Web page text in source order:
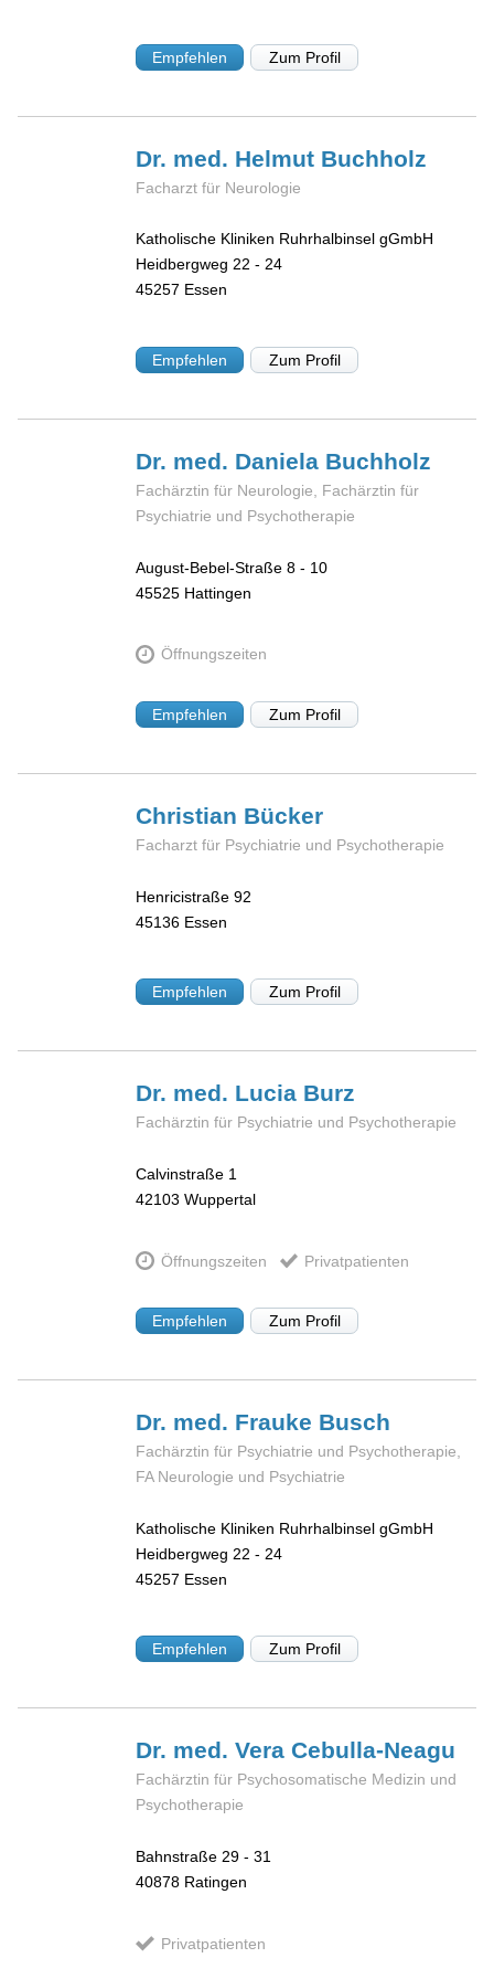
Empfehlen Zum Profil
Dr. med. Helmut Buchholz
Facharzt für Neurologie
Katholische Kliniken Ruhrhalbinsel gGmbH
Heidbergweg 22 - 24
45257 Essen
Empfehlen Zum Profil
Dr. med. Daniela Buchholz
Fachärztin für Neurologie, Fachärztin für
Psychiatrie und Psychotherapie
August-Bebel-Straße 8 - 10
45525 Hattingen
Öffnungszeiten
Empfehlen Zum Profil
Christian Bücker
Facharzt für Psychiatrie und Psychotherapie
Henricistraße 92
45136 Essen
Empfehlen Zum Profil
Dr. med. Lucia Burz
Fachärztin für Psychiatrie und Psychotherapie
Calvinstraße 1
42103 Wuppertal
Öffnungszeiten Privatpatienten
Empfehlen Zum Profil
Dr. med. Frauke Busch
Fachärztin für Psychiatrie und Psychotherapie,
FA Neurologie und Psychiatrie
Katholische Kliniken Ruhrhalbinsel gGmbH
Heidbergweg 22 - 24
45257 Essen
Empfehlen Zum Profil
Dr. med. VeraCebulla-Neagu
Fachärztin für Psychosomatische Medizin und
Psychotherapie
Bahnstraße 29 - 31
40878 Ratingen
Privatpatienten